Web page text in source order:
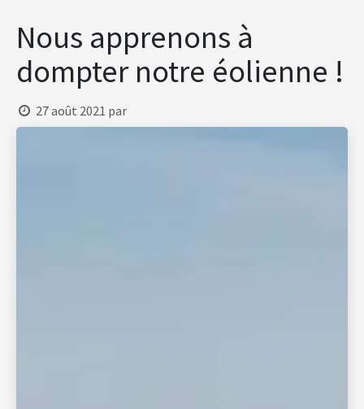
Nous apprenons à
dompter notre éolienne !
27 août 2021 par